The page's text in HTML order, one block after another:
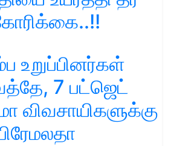
உறுப்பினர்கள்
7 பட்ஜெட்
விவசாயிகளுக்கு